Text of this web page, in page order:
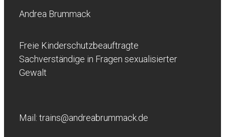
Andrea Brummack
Freie Kinderschutzbeauftragte
Sachverständige in Fragen sexualisierter
Gewalt
Mail: trains@andreabrummack.de